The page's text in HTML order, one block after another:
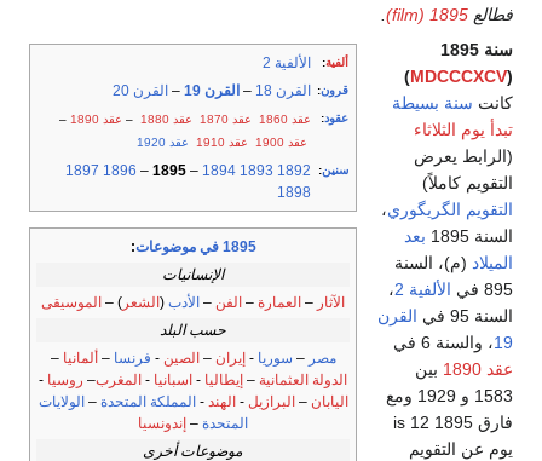
فطالع 1895 (film)
ألفية: الألفية 2
قرون: القرن 18 – القرن 19 – القرن 20
عقود: عقد 1860 عقد 1870 عقد 1880 – عقد 1890
–
عقد 1900
عقد 1910 عقد 1920
سنين:
1892
1893
1894
–
1895
–
1896
1897
1898
1895 في موضوعات
:
الإنسانيات
الآثار – العمارة – الفن – الأدب (الشعر ) – الموسيقى
حسب البلد
مصر – سوريا -إيران –الصين - فرنسا –ألمانيا –
الدولة العثمانية – إيطاليا - اسبانيا - المغرب– روسيا -
اليابان –البرازيل -الهند -المملكة المتحدة –الولايات
المتحدة – إندونسيا
موضوعات أخرى
سنة 1895
(
MDCCCXCV
)
كانت سنة بسيطة
تبدأ يوم الثلاثاء
(الرابط يعرض
التقويم كاملاً)
التقويم الگريگوري،
السنة 1895
بعد
الميلاد (م)، السنة
895 في
الألفية 2
،
السنة 95 في
القرن
19، والسنة 6 في
عقد 1890
بين
1583 و 1929 ومع
فارق 1895 is 12
يوم عن التقويم